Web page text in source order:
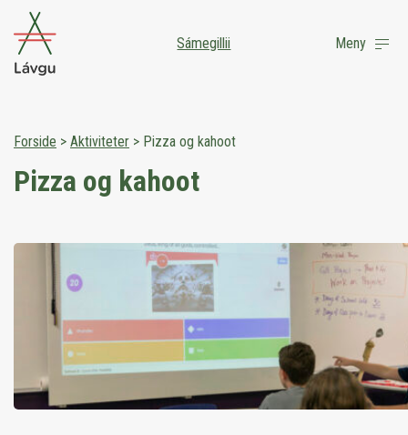
Sámegillii Meny
Forside > Aktiviteter > Pizza og kahoot
Pizza og kahoot